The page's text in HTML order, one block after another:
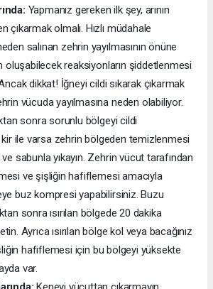
Yapmanız gereken ilk şey, arının
çıkarmak olmalı. Hızlı müdahale
salınan zehrin yayılmasının önüne
oluşabilecek reaksiyonların şiddetlenmesi
dikkat! İğneyi cildi sıkarak çıkarmak
vücuda yayılmasına neden olabiliyor.
sonra sorunlu bölgeyi cildi
kir ile varsa zehrin bölgeden temizlenmesi
sabunla yıkayın. Zehrin vücut tarafından
ve şişliğin hafiflemesi amacıyla
buz kompresi yapabilirsiniz. Buzu
sonra ısırılan bölgede 20 dakika
Ayrıca ısırılan bölge kol veya bacağınız
hafiflemesi için bu bölgeyi yüksekte
var.